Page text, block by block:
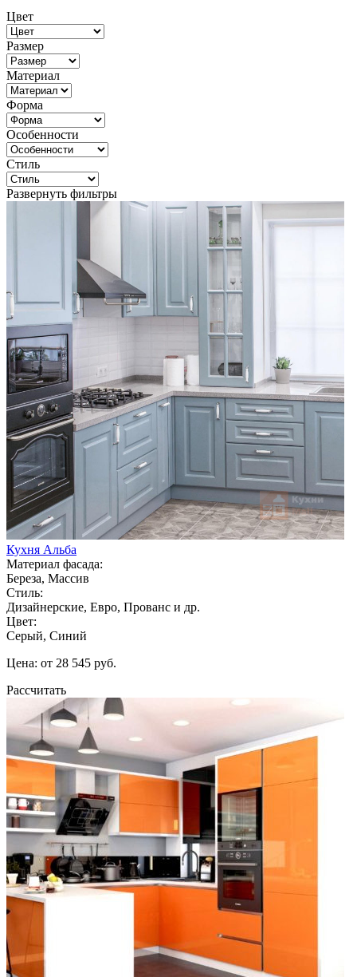
Цвет
Размер
Материал
Форма
Особенности
Стиль
Развернуть фильтры
Кухня Альба
Материал фасада:
Береза, Массив
Стиль:
Дизайнерские, Евро, Прованс и др.
Цвет:
Серый, Синий
Цена: от 28 545 руб.
Рассчитать